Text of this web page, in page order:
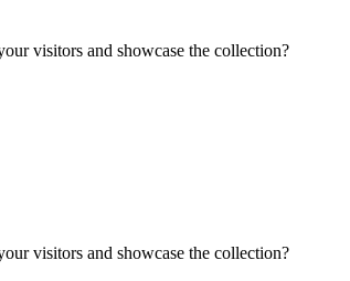
visitors and showcase the collection?
visitors and showcase the collection?